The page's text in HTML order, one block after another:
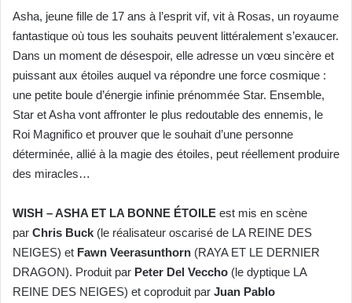
Asha, jeune fille de 17 ans à l’esprit vif, vit à Rosas, un royaume
fantastique où tous les souhaits peuvent littéralement s’exaucer.
Dans un moment de désespoir, elle adresse un vœu sincère et
puissant aux étoiles auquel va répondre une force cosmique :
une petite boule d’énergie infinie prénommée Star. Ensemble,
Star et Asha vont affronter le plus redoutable des ennemis, le
Roi Magnifico et prouver que le souhait d’une personne
déterminée, allié à la magie des étoiles, peut réellement produire
des miracles…
WISH – ASHA ET LA BONNE ÉTOILE est mis en scène
par Chris Buck (le réalisateur oscarisé de LA REINE DES
NEIGES) et Fawn Veerasunthorn (RAYA ET LE DERNIER
DRAGON). Produit par Peter Del Veccho (le dyptique LA
REINE DES NEIGES) et coproduit par Juan Pablo